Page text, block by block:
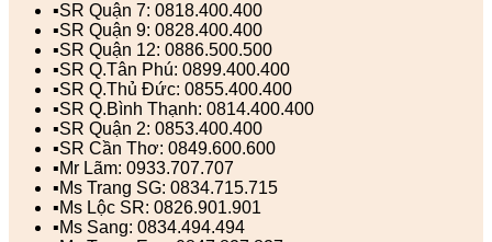
▪️SR Quận 7: 0818.400.400
▪️SR Quận 9: 0828.400.400
▪️SR Quận 12: 0886.500.500
▪️SR Q.Tân Phú: 0899.400.400
▪️SR Q.Thủ Đức: 0855.400.400
▪️SR Q.Bình Thạnh: 0814.400.400
▪️SR Quận 2: 0853.400.400
▪️SR Cần Thơ: 0849.600.600
▪️Mr Lãm: 0933.707.707
▪️Ms Trang SG: 0834.715.715
▪️Ms Lộc SR: 0826.901.901
▪️Ms Sang: 0834.494.494